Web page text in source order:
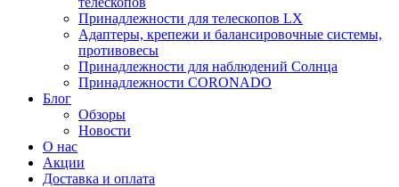
Принадлежности для телескопов LX
Адаптеры, крепежи и балансировочные системы,
противовесы
Принадлежности для наблюдений Солнца
Принадлежности CORONADO
Блог
Обзоры
Новости
О нас
Акции
Доставка и оплата